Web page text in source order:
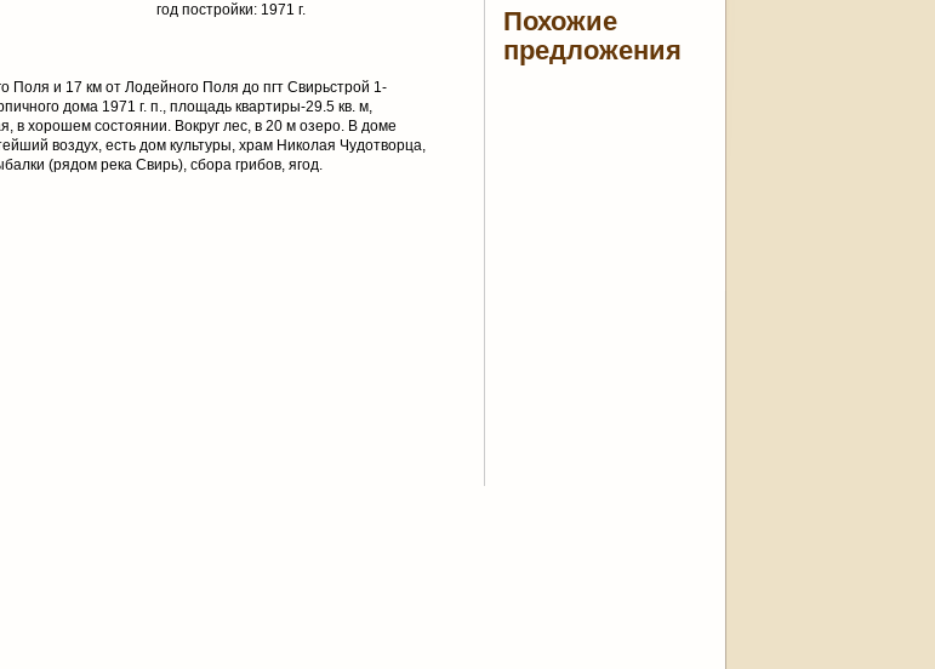
год постройки: 1971 г.
Поля и 17 км от Лодейного Поля до пгт Свирьстрой 1-
дома 1971 г. п., площадь квартиры-29.5 кв. м,
в хорошем состоянии. Вокруг лес, в 20 м озеро. В доме
воздух, есть дом культуры, храм Николая Чудотворца,
(рядом река Свирь), сбора грибов, ягод.
Похожие
предложения